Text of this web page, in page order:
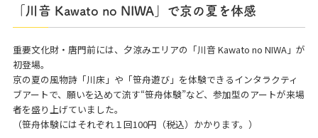
「川音 Kawato no NIWA」で京の夏を体感
重要文化財・唐門前には、夕涼みエリアの「川音 Kawato no NIWA」が
初登場。
京の夏の風物詩「川床」や「笹舟遊び」を体験できるインタラクティ
ブアートで、願いを込めて流す“笹舟体験”など、参加型のアートが来場
者を盛り上げていました。
（笹舟体験にはそれぞれ１回100円（税込）かかります。）